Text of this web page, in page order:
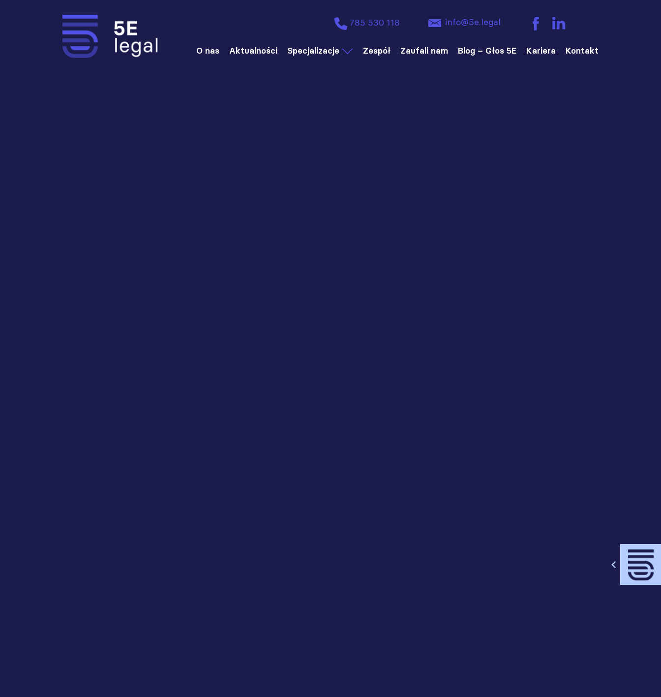
785 530 118 info@5e.legal
O nas Aktualności Specjalizacje Zespół Zaufali nam Blog – Głos 5E Kariera Kontakt